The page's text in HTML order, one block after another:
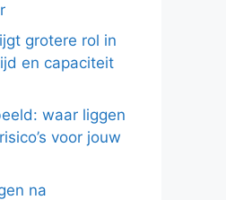
grotere rol in
en capaciteit
waar liggen
voor jouw
na